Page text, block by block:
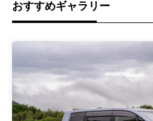
おすすめギャラリー